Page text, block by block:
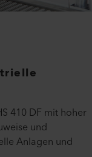
410 DF mit hoher
und
Anlagen und